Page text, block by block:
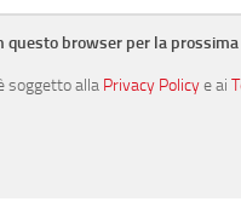
questo browser per la
soggetto alla Privacy Policye ai